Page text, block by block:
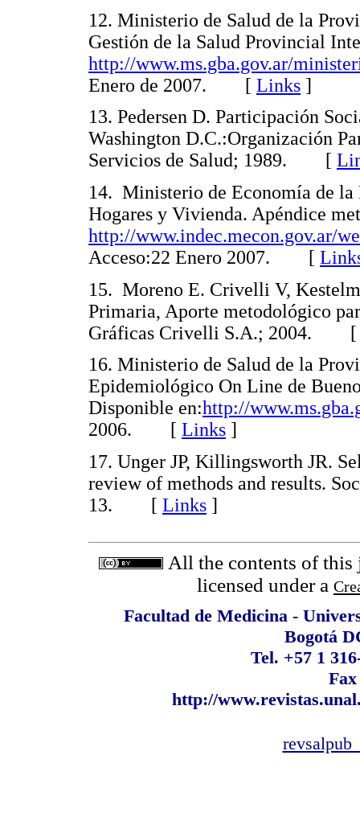
12. Ministerio de Salud de la
Gestión de la Salud Provincial
http://www.ms.gba.gov.ar/
Enero de 2007. [ Links ]
13. Pedersen D. Participación
Washington D.C.:Organización
Servicios de Salud; 1989. [
14. Ministerio de Economía de la
Hogares y Vivienda. Apéndice
http://www.indec.mecon.gov.ar/
Acceso:22 Enero 2007. [
15. Moreno E. Crivelli V,
Primaria, Aporte metodológico
Gráficas Crivelli S.A.; 2004.
16. Ministerio de Salud de la
Epidemiológico On Line de
Disponible en:http://
2006. [ Links ]
17. Unger JP, Killingsworth JR.
review of methods and results.
13. [ Links ]
All the contents of this
licensed under a
Facultad de Medicina -
Bogotá
Tel. +57 1
Fax
http://